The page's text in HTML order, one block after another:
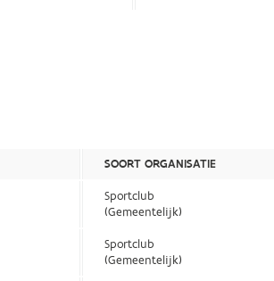
SOORT ORGANISATIE
Sportclub
(Gemeentelijk)
Sportclub
(Gemeentelijk)